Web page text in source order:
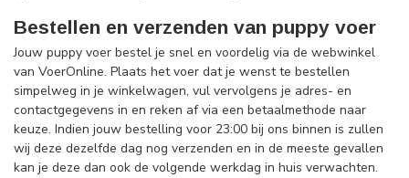
Bestellen en verzenden van puppy voer
Jouw puppy voer bestel je snel en voordelig via de webwinkel
van VoerOnline. Plaats het voer dat je wenst te bestellen
simpelweg in je winkelwagen, vul vervolgens je adres- en
contactgegevens in en reken af via een betaalmethode naar
keuze. Indien jouw bestelling voor 23:00 bij ons binnen is zullen
wij deze dezelfde dag nog verzenden en in de meeste gevallen
kan je deze dan ook de volgende werkdag in huis verwachten.